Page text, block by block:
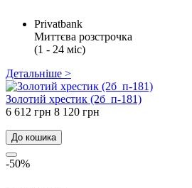
Privatbank
Миттєва розстрочка
(1 - 24 міс)
Детальніше >
Золотий хрестик (2б_п-181)
6 612 грн 8 120 грн
До кошика
-50%